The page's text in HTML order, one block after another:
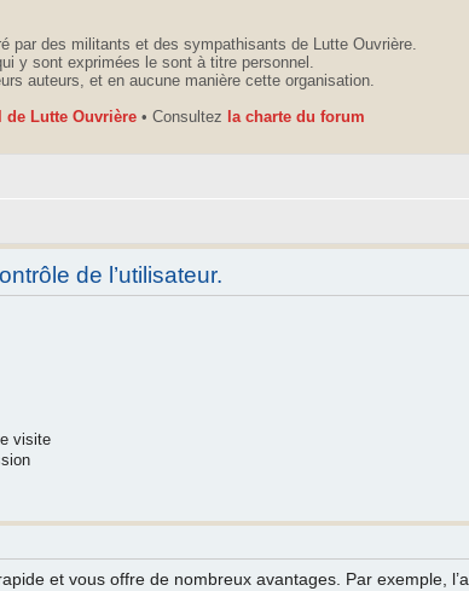
par des militants et des sympathisants de Lutte Ouvrière.
y sont exprimées le sont à titre personnel.
auteurs, et en aucune manière cette organisation.
de Lutte Ouvrière • Consultez la charte du forum
de l’utilisateur.
visite
et vous offre de nombreux avantages. Par exemple,